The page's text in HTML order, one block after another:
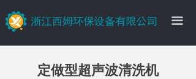
끀
定做型超声波清洗机